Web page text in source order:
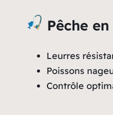
Pêche
Leurres
Poissons
Contrôle